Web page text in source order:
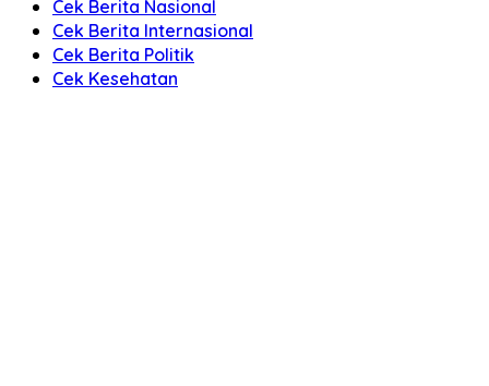
Cek Berita Nasional
Cek Berita Internasional
Cek Berita Politik
Cek Kesehatan